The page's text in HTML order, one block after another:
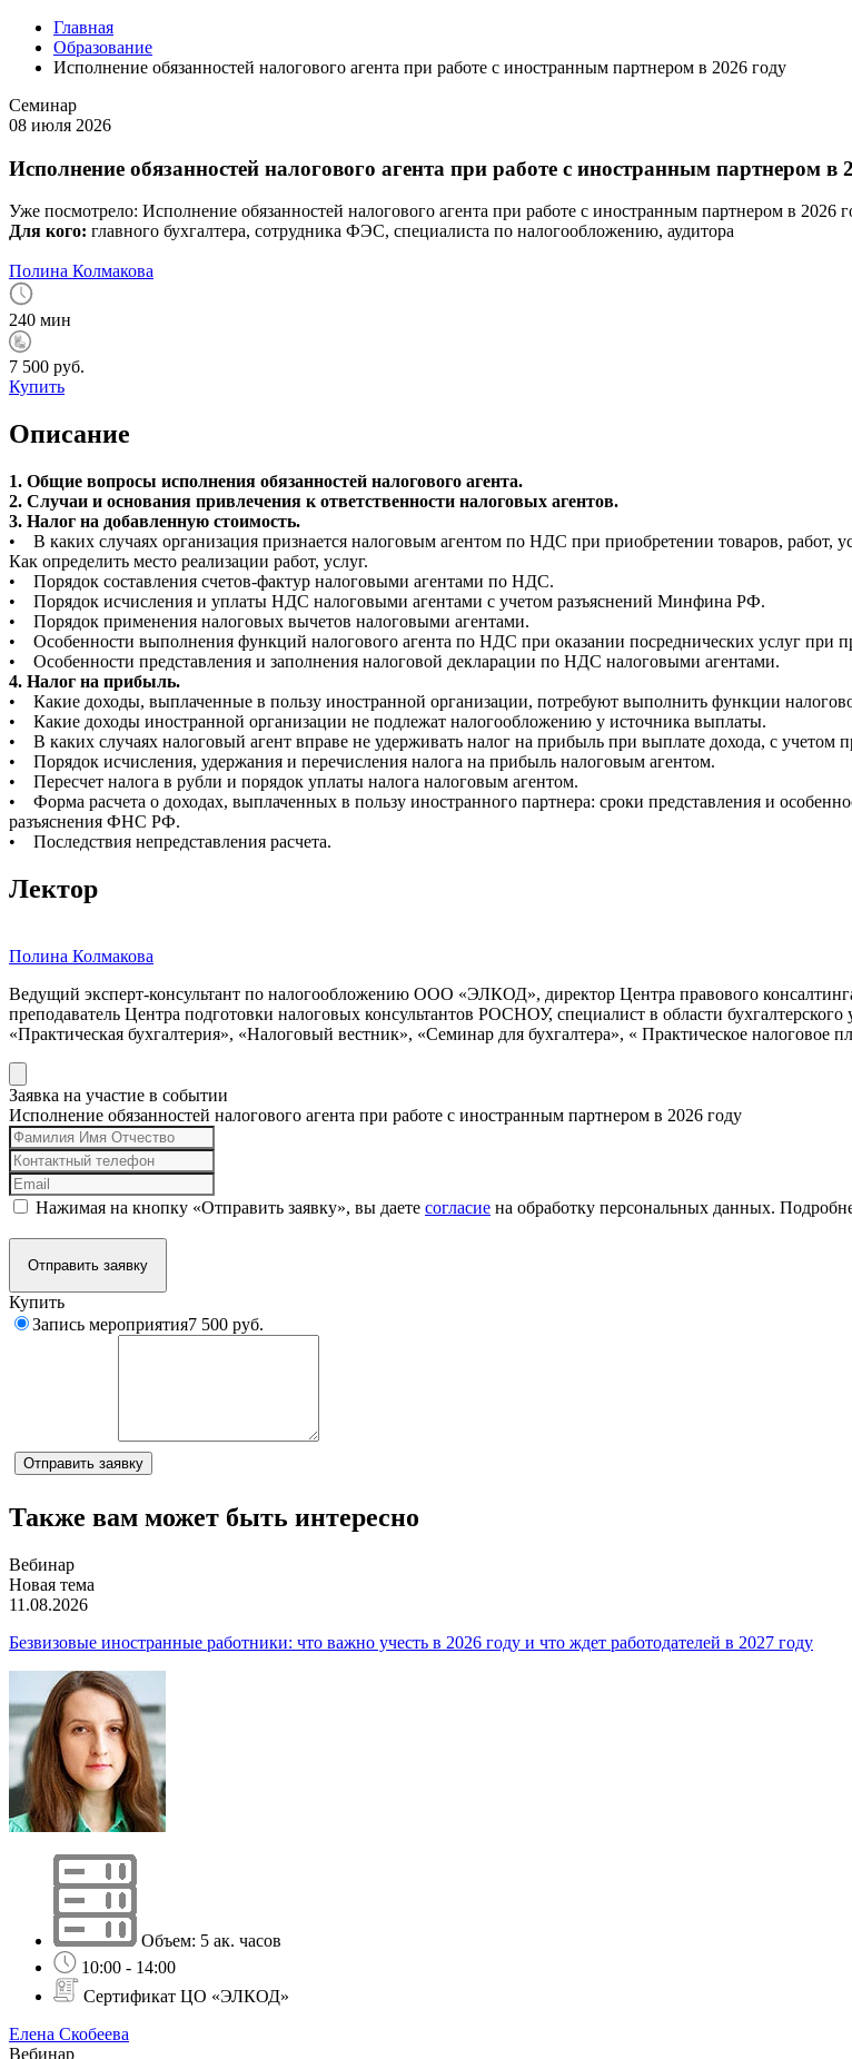
Главная
Образование
Исполнение обязанностей налогового агента при работе с иностранным партнером в 2026 году
Семинар
08 июля 2026
Исполнение обязанностей налогового агента при работе с иностранным партнером в
Уже посмотрело: Исполнение обязанностей налогового агента при работе с иностранным партнером в 2026
Для кого: главного бухгалтера, сотрудника ФЭС, специалиста по налогообложению, аудитора
Полина Колмакова
240 мин
7 500 руб.
Купить
Описание
1. Общие вопросы исполнения обязанностей налогового агента.
2. Случаи и основания привлечения к ответственности налоговых агентов.
3. Налог на добавленную стоимость.
• В каких случаях организация признается налоговым агентом по НДС при приобретении товаров, работ,
Как определить место реализации работ, услуг.
• Порядок составления счетов-фактур налоговыми агентами по НДС.
• Порядок исчисления и уплаты НДС налоговыми агентами с учетом разъяснений Минфина РФ.
• Порядок применения налоговых вычетов налоговыми агентами.
• Особенности выполнения функций налогового агента по НДС при оказании посреднических услуг при
• Особенности представления и заполнения налоговой декларации по НДС налоговыми агентами.
4. Налог на прибыль.
• Какие доходы, выплаченные в пользу иностранной организации, потребуют выполнить функции
• Какие доходы иностранной организации не подлежат налогообложению у источника выплаты.
• В каких случаях налоговый агент вправе не удерживать налог на прибыль при выплате дохода, с
• Порядок исчисления, удержания и перечисления налога на прибыль налоговым агентом.
• Пересчет налога в рубли и порядок уплаты налога налоговым агентом.
• Форма расчета о доходах, выплаченных в пользу иностранного партнера: сроки представления и
разъяснения ФНС РФ.
• Последствия непредставления расчета.
Лектор
Полина Колмакова
Ведущий эксперт-консультант по налогообложению ООО «ЭЛКОД», директор Центра правового
преподаватель Центра подготовки налоговых консультантов РОСНОУ, специалист в области
«Практическая бухгалтерия», «Налоговый вестник», «Семинар для бухгалтера», « Практическое налоговое
Заявка на участие в событии
Исполнение обязанностей налогового агента при работе с иностранным партнером в 2026 году
Нажимая на кнопку «Отправить заявку», вы даете согласие на обработку персональных данных.
Отправить заявку
Купить
Запись мероприятия7 500 руб.
Отправить заявку
Также вам может быть интересно
Вебинар
Новая тема
11.08.2026
Безвизовые иностранные работники: что важно учесть в 2026 году и что ждет работодателей в 2027 году
Объем: 5 ак. часов
10:00 - 14:00
Сертификат ЦО «ЭЛКОД»
Елена Скобеева
Вебинар